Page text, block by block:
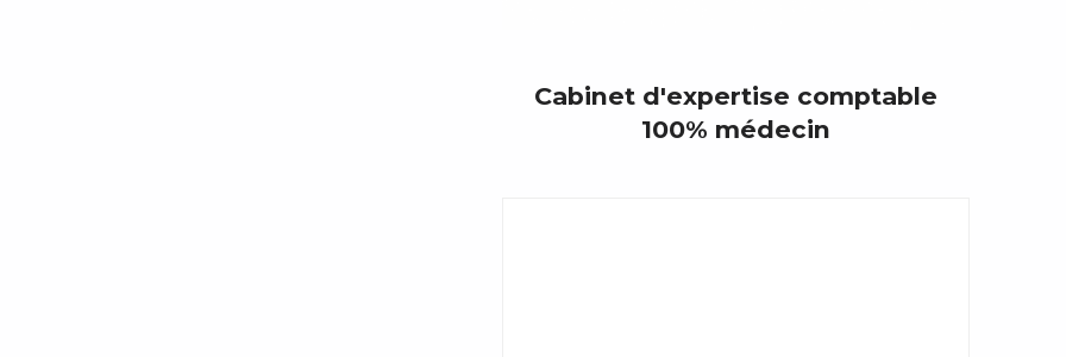
Cabinet d'expertise comptable
100% médecin